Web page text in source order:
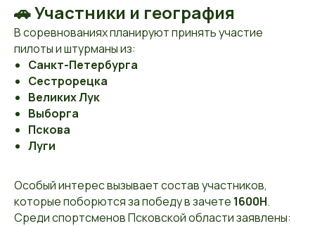
🚗 Участники и география
В соревнованиях планируют принять участие
пилоты и штурманы из:
Санкт-Петербурга
Сестрорецка
Великих Лук
Выборга
Пскова
Луги
Особый интерес вызывает состав участников,
которые поборются за победу в зачете 1600Н.
Среди спортсменов Псковской области заявлены: